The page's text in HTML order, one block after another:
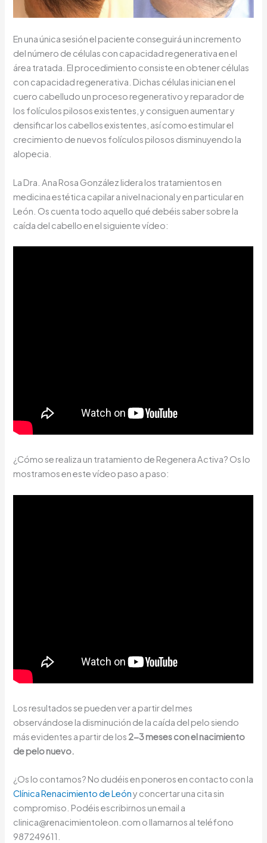
En una única sesión el paciente conseguirá un incremento
del número de células con capacidad regenerativa en el
área tratada. El procedimiento consiste en obtener células
con capacidad regenerativa. Dichas células inician en el
cuero cabelludo un proceso regenerativo y reparador de
los folículos pilosos existentes, y consiguen aumentar y
densificar los cabellos existentes, así como estimular el
crecimiento de nuevos folículos pilosos disminuyendo la
alopecia.
La Dra. Ana Rosa González lidera los tratamientos en
medicina estética capilar a nivel nacional y en particular en
León. Os cuenta todo aquello qué debéis saber sobre la
caída del cabello en el siguiente vídeo:
¿Cómo se realiza un tratamiento de Regenera Activa? Os lo
mostramos en este vídeo paso a paso:
Los resultados se pueden ver a partir del mes
observándose la disminución de la caída del pelo siendo
más evidentes a partir de los 2-3 meses con el nacimiento
de pelo nuevo.
¿Os lo contamos? No dudéis en poneros en contacto con la
Clínica Renacimiento de Leóny concertar una cita sin
compromiso. Podéis escribirnos un email a
clinica@renacimientoleon.com o llamarnos al teléfono
987249611.